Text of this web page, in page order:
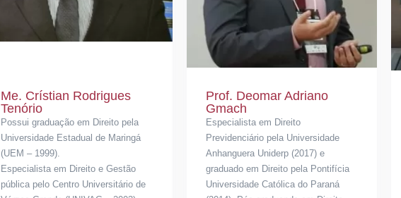
Me. Crístian Rodrigues
Tenório
Possui graduação em Direito pela
Universidade Estadual de Maringá
(UEM – 1999).
Especialista em Direito e Gestão
pública pelo Centro Universitário de
Prof. Deomar Adriano
Gmach
Especialista em Direito
Previdenciário pela Universidade
Anhanguera Uniderp (2017) e
graduado em Direito pela Pontifícia
Universidade Católica do Paraná